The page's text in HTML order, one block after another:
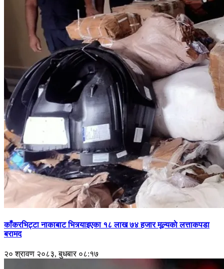
काँकरभिट्टा नाकाबाट भित्र्याइएका १८ लाख ७४ हजार मूल्यकाे लत्ताकपडा
बरामद
२० श्रावण २०८३, बुधबार ०८:१७